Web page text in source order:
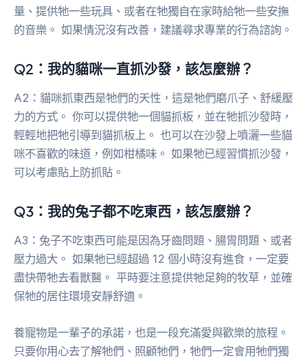
量、提供牠一些玩具、或者在牠獨自在家時給牠一些安撫
的音樂。 如果情況沒有改善，建議尋求專業的行為諮詢。
Q2：我的貓咪一直抓沙發，該怎麼辦？
A2：貓咪抓東西是牠們的天性，這是牠們磨爪子、舒緩壓
力的方式。 你可以提供牠一個貓抓板，並在牠抓沙發時，
輕輕地把牠引導到貓抓板上。 也可以在沙發上噴灑一些貓
咪不喜歡的味道，例如柑橘味。 如果牠已經習慣抓沙發，
可以考慮貼上防抓貼。
Q3：我的兔子都不吃東西，該怎麼辦？
A3：兔子不吃東西可能是因為牙齒問題、腸胃問題、或者
壓力過大。 如果牠已經超過 12 個小時沒有進食，一定要
盡快帶牠去看獸醫。 平時要注意提供牠足夠的牧草，並確
保牠的居住環境安靜舒適。
養寵物是一輩子的承諾，也是一段充滿愛與歡樂的旅程。
只要你用心去了解牠們、照顧牠們，牠們一定會用牠們獨